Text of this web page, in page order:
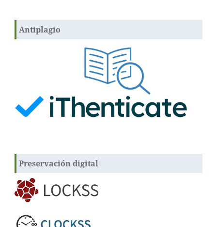
Antiplagio
Preservación digital